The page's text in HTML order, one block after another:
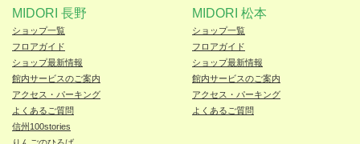
MIDORI 長野
ショップ一覧
フロアガイド
ショップ最新情報
館内サービスのご案内
アクセス・パーキング
よくあるご質問
信州100stories
MIDORI 松本
ショップ一覧
フロアガイド
ショップ最新情報
館内サービスのご案内
アクセス・パーキング
よくあるご質問